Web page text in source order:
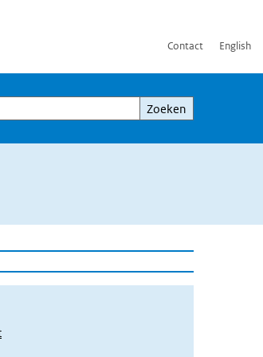
Contact English
Zoeken